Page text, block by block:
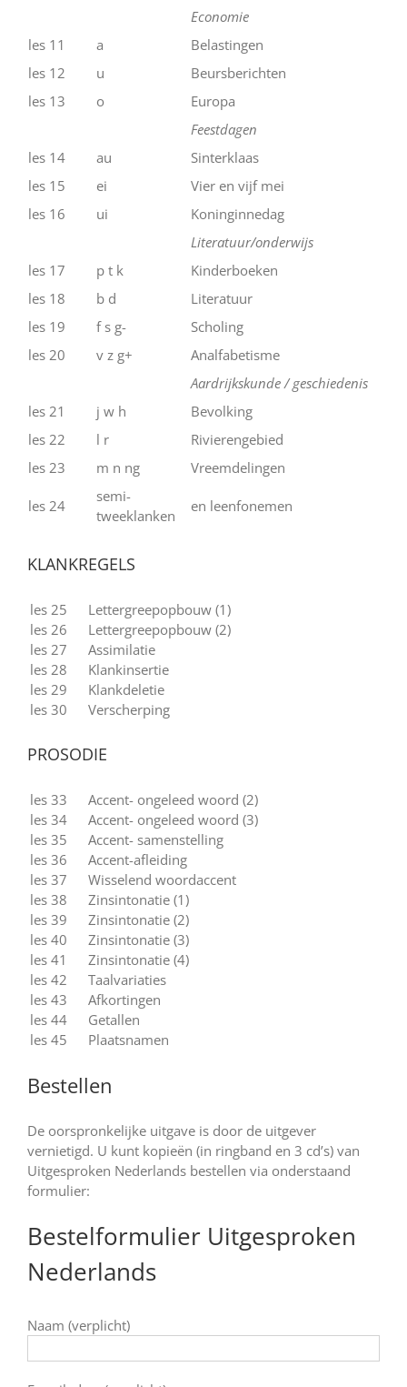
Economie
les 11
a
Belastingen
les 12
u
Beursberichten
les 13
o
Europa
Feestdagen
les 14
au
Sinterklaas
les 15
ei
Vier en vijf mei
les 16
ui
Koninginnedag
Literatuur/onderwijs
les 17
p t k
Kinderboeken
les 18
b d
Literatuur
les 19
f s g-
Scholing
les 20
v z g+
Analfabetisme
Aardrijkskunde / geschiedenis
les 21
j w h
Bevolking
les 22
l r
Rivierengebied
les 23
m n ng Vreemdelingen
les 24
semi-
tweeklanken
en leenfonemen
KLANKREGELS
les 25
les 26
les 27
les 28
les 29
les 30
Lettergreepopbouw (1)
Lettergreepopbouw (2)
Assimilatie
Klankinsertie
Klankdeletie
Verscherping
PROSODIE
les 33
les 34
les 35
les 36
les 37
les 38
les 39
les 40
les 41
les 42
les 43
les 44
les 45
Accent- ongeleed woord (2)
Accent- ongeleed woord (3)
Accent- samenstelling
Accent-afleiding
Wisselend woordaccent
Zinsintonatie (1)
Zinsintonatie (2)
Zinsintonatie (3)
Zinsintonatie (4)
Taalvariaties
Afkortingen
Getallen
Plaatsnamen
Bestellen
De oorspronkelijke uitgave is door de uitgever
vernietigd. U kunt kopieën (in ringband en 3 cd’s) van
Uitgesproken Nederlands bestellen via onderstaand
formulier:
Bestelformulier Uitgesproken
Nederlands
Naam (verplicht)